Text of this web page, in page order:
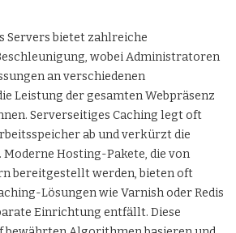
Servers bietet zahlreiche
wobei Administratoren
an verschiedenen
Leistung der gesamten Webpräsenz
Serverseitiges Caching legt oft
ab und verkürzt die
Hosting-Pakete, die von
bereitgestellt werden, bieten oft
Lösungen wie Varnish oder Redis
Einrichtung entfällt. Diese